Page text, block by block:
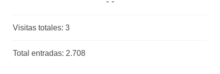
Visitas totales:3
Total entradas: 2.708